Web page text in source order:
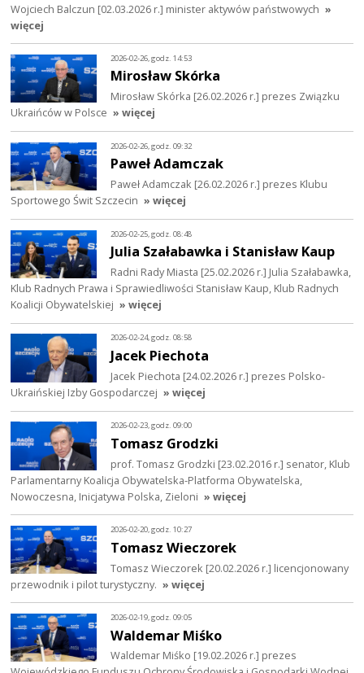
Wojciech Balczun [02.03.2026 r.] minister aktywów państwowych »
więcej
2026-02-26, godz. 14:53
Mirosław Skórka
Mirosław Skórka [26.02.2026 r.] prezes Związku
Ukraińców w Polsce » więcej
2026-02-26, godz. 09:32
Paweł Adamczak
Paweł Adamczak [26.02.2026 r.] prezes Klubu
Sportowego Świt Szczecin » więcej
2026-02-25, godz. 08:48
Julia Szałabawka i Stanisław Kaup
Radni Rady Miasta [25.02.2026 r.] Julia Szałabawka,
Klub Radnych Prawa i Sprawiedliwości Stanisław Kaup, Klub Radnych
Koalicji Obywatelskiej » więcej
2026-02-24, godz. 08:58
Jacek Piechota
Jacek Piechota [24.02.2026 r.] prezes Polsko-
Ukraińskiej Izby Gospodarczej » więcej
2026-02-23, godz. 09:00
Tomasz Grodzki
prof. Tomasz Grodzki [23.02.2016 r.] senator, Klub
Parlamentarny Koalicja Obywatelska-Platforma Obywatelska,
Nowoczesna, Inicjatywa Polska, Zieloni » więcej
2026-02-20, godz. 10:27
Tomasz Wieczorek
Tomasz Wieczorek [20.02.2026 r.] licencjonowany
przewodnik i pilot turystyczny. » więcej
2026-02-19, godz. 09:05
Waldemar Miśko
Waldemar Miśko [19.02.2026 r.] prezes